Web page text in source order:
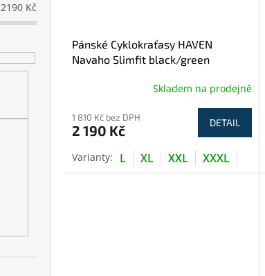
2190 Kč
Pánské Cyklokraťasy HAVEN
Navaho Slimfit black/green
Skladem na prodejně
1 810 Kč bez DPH
2 190 Kč DETAIL
L XL XXL XXXL